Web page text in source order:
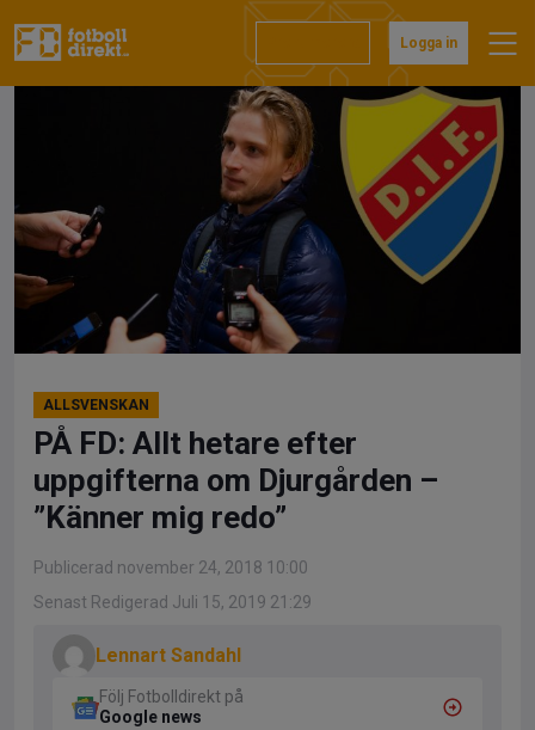
till
Logga in
ALLSVENSKAN
PÅ FD: Allt hetare efter
uppgifterna om Djurgården –
”Känner mig redo”
Publicerad november 24, 2018 10:00
Senast Redigerad Juli 15, 2019 21:29
Lennart Sandahl
Följ Fotbolldirekt på
Google news